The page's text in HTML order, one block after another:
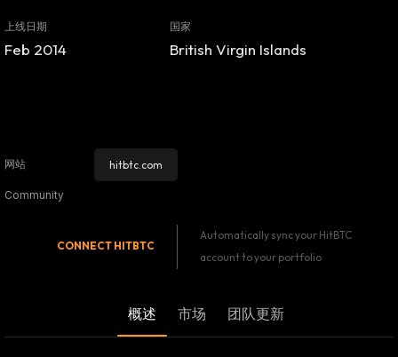
上线日期
Feb 2014
国家
British Virgin Islands
网站 hitbtc.com
Community
CONNECT HITBTC
Automatically sync your HitBTC
account to your portfolio
概述 市场 团队更新